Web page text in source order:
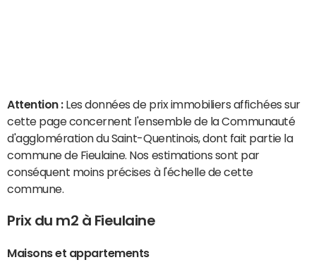
Attention : Les données de prix immobiliers affichées sur
cette page concernent l'ensemble de la Communauté
d'agglomération du Saint-Quentinois, dont fait partie la
commune de Fieulaine. Nos estimations sont par
conséquent moins précises à l'échelle de cette
commune.
Prix du m2 à Fieulaine
Maisons et appartements